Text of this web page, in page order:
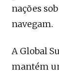
nações
navegam.
A Global
mantém